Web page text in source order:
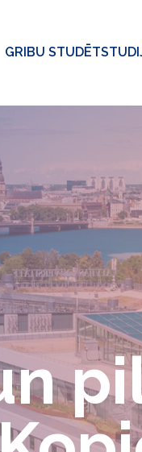
GRIBU STUDĒT